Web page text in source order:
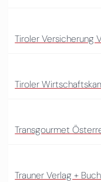
Tiroler Versicherung
Tiroler
Transgourmet
Trauner Verlag +